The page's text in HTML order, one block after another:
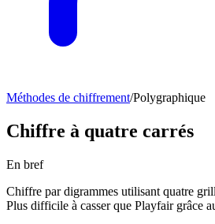
Méthodes de chiffrement/Polygraphique
Chiffre à quatre carrés
En bref
Chiffre par digrammes utilisant quatre
Plus difficile à casser que Playfair grâce